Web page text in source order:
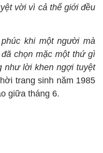
vời vì cả thế giới đều
khi một người mà
chọn mặc một thứ gì
như lời khen ngợi tuyệt
trang sinh năm 1985
giữa tháng 6.